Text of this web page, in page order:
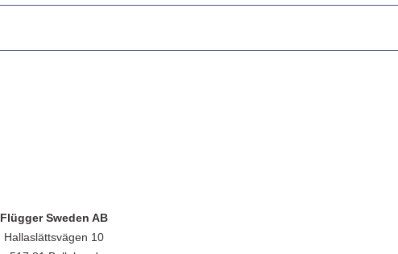
Flügger Sweden AB
Hallaslättsvägen 10